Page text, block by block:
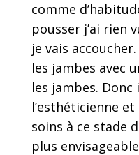
comme
pousser j’ai rien
je vais
les jambes avec
les jambes.
l’esthéticienne
soins à ce stade
plus